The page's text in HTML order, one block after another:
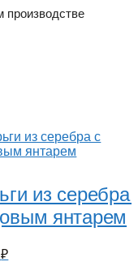
производстве
из серебра
янтарем
₽